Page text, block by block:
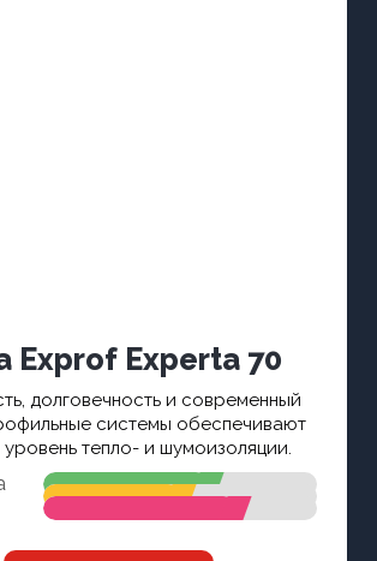
Exprof Experta 70
долговечность и современный
системы обеспечивают
тепло- и шумоизоляции.